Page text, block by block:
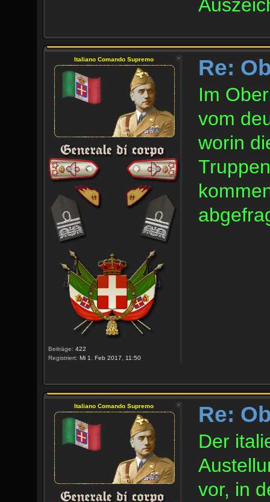
Italiano Comando Supremo
Beiträge: 422
Registriert: Mi 1. Feb 2017, 11:50
Re:
Im
vom
worin
Italiano Comando Supremo Re:
Der
vor, in